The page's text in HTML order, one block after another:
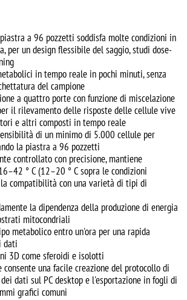
a 96 pozzetti soddisfa molte condizioni in
per un design flessibile del saggio, studi dose-
in tempo reale in pochi minuti, senza
del campione
a quattro porte con funzione di miscelazione
il rilevamento delle risposte delle cellule vive
e altri composti in tempo reale
di un minimo di 5.000 cellule per
la piastra a 96 pozzetti
controllato con precisione, mantiene
° C (12–20 ° C sopra le condizioni
compatibilità con una varietà di tipi di
la dipendenza della produzione di energia
mitocondriali
metabolico entro un'ora per una rapida
dati
3D come sferoidi e isolotti
consente una facile creazione del protocollo di
dati sul PC desktop e l'esportazione in fogli di
grafici comuni